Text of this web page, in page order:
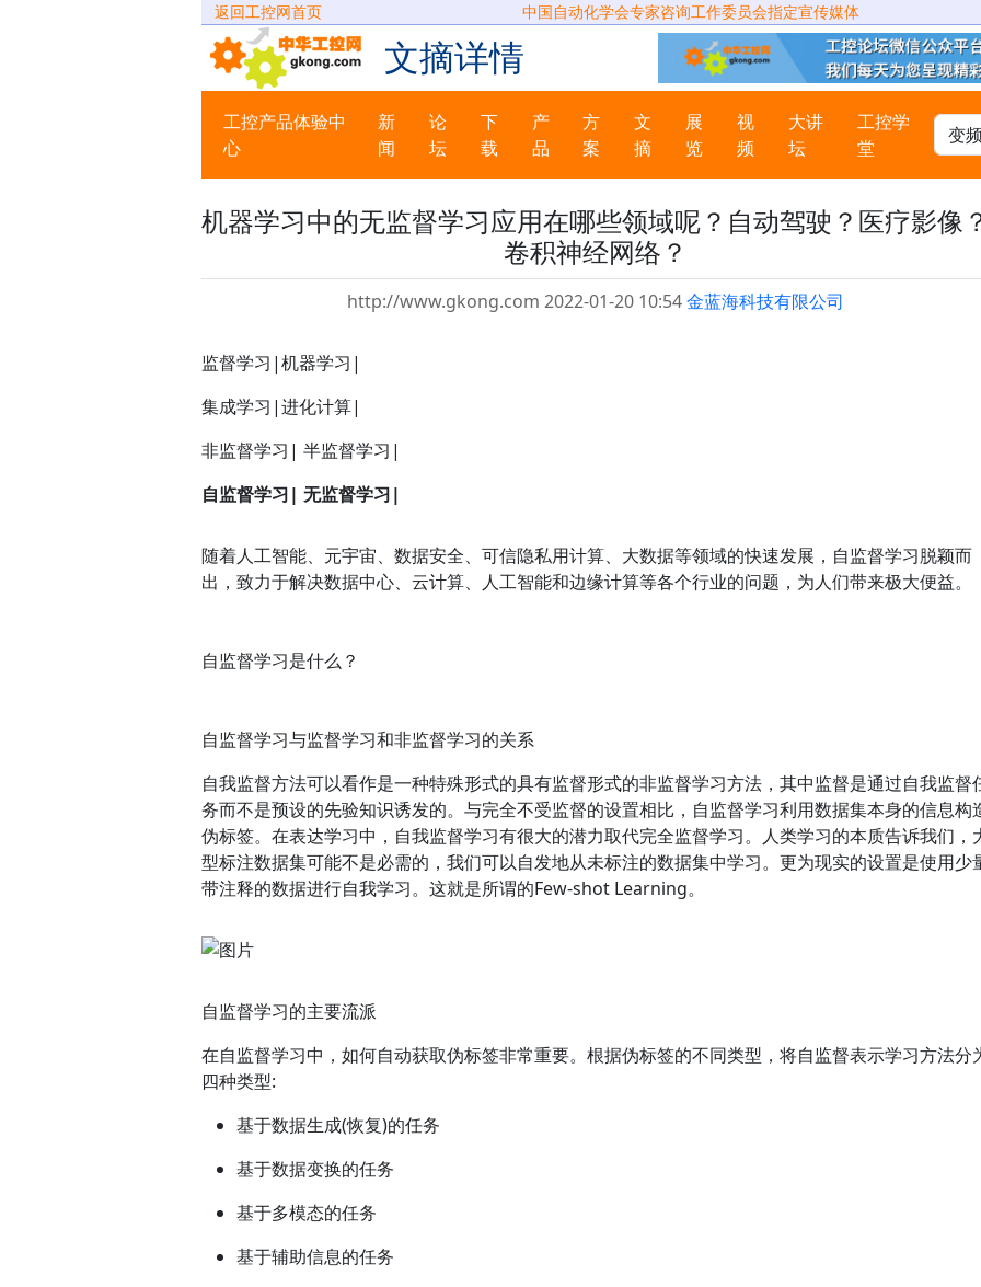
返回工控网首页 中国自动化学会专家咨询工作委员会指定宣传媒体
文摘详情
工控产品体验中
心
新
闻
论
坛
下
载
产
品
方
案
文
摘
展
览
视
频
大讲
坛
工控学
堂
机器学习中的无监督学习应用在哪些领域呢？自动驾驶？医疗影像
卷积神经网络？
http://www.gkong.com 2022-01-20 10:54金蓝海科技有限公司
监督学习|机器学习|
集成学习|进化计算|
非监督学习| 半监督学习|
自监督学习| 无监督学习|
随着人工智能、元宇宙、数据安全、可信隐私用计算、大数据等领域的快速发展，自监督学习脱颖而
出，致力于解决数据中心、云计算、人工智能和边缘计算等各个行业的问题，为人们带来极大便益。
自监督学习是什么？
自监督学习与监督学习和非监督学习的关系
自我监督方法可以看作是一种特殊形式的具有监督形式的非监督学习方法，其中监督是通过自我监督
务而不是预设的先验知识诱发的。与完全不受监督的设置相比，自监督学习利用数据集本身的信息构
伪标签。在表达学习中，自我监督学习有很大的潜力取代完全监督学习。人类学习的本质告诉我们，
型标注数据集可能不是必需的，我们可以自发地从未标注的数据集中学习。更为现实的设置是使用少
带注释的数据进行自我学习。这就是所谓的Few-shot Learning。
自监督学习的主要流派
在自监督学习中，如何自动获取伪标签非常重要。根据伪标签的不同类型，将自监督表示学习方法分
四种类型:
基于数据生成(恢复)的任务
基于数据变换的任务
基于多模态的任务
基于辅助信息的任务